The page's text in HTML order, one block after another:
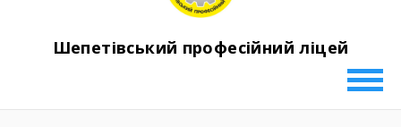
Шепетівський професійний ліцей